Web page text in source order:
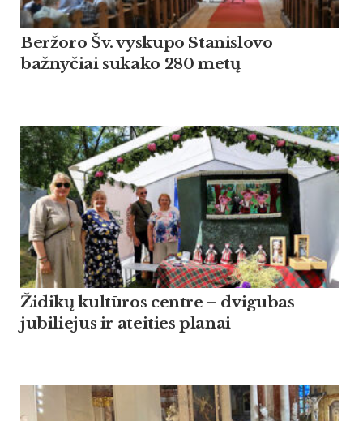
Beržoro Šv. vyskupo Stanislovo
bažnyčiai sukako 280 metų
Židikų kultūros centre – dvigubas
jubiliejus ir ateities planai